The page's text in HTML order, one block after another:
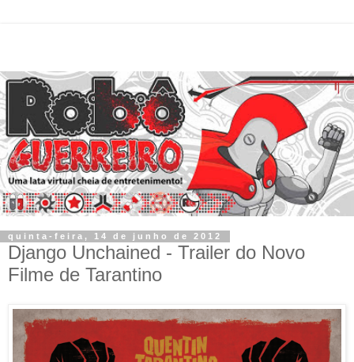
quinta-feira, 14 de junho de 2012
Django Unchained - Trailer do Novo
Filme de Tarantino